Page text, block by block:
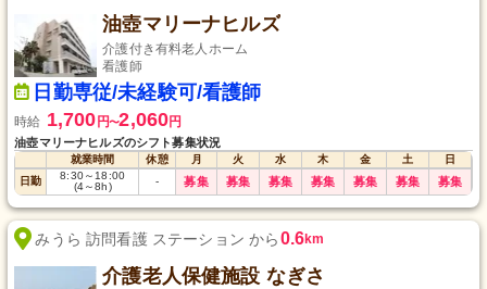
油壺マリーナヒルズ
介護付き有料老人ホーム
看護師
日勤専従/未経験可/看護師
時給 1,700 円〜2,060円
油壺マリーナヒルズのシフト募集状況
就業時間 休憩 月 火 水 木 金 土
日
日勤
8:30～18:00
(4～8h) - 募集 募集 募集 募集 募集 募集 募集
みうら 訪問看護 ステーション から0.6km
介護老人保健施設 なぎさ